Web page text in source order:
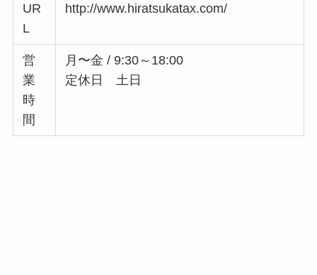
UR
L
http://www.hiratsukatax.com/
営
業
時
間
月〜金 / 9:30～18:00
定休日 土日